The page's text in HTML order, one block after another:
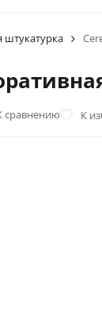
штукатурка
сравнению К